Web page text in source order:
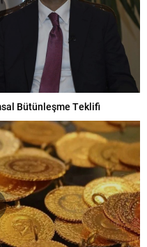
Bütünleşme Teklifi